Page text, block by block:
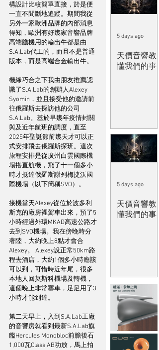
構設計比較簡單直接，於是便
一直不間斷地追蹤。期間我從
另外一家歐洲品牌的內部消息
得知，歐洲有好幾家音響品牌
高端膽機用的輸出牛都是由
S.A.Lab代工的，而且不是普通
版本，而是高端合金輸出牛。
機緣巧合之下我由朋友推薦認
識了S.A.Lab的創辦人Alexey
Syomin，並且接受他的邀請前
往俄羅斯去探訪他的公司
S.A.Lab。基於早幾年疫情封關
與及近年航班的調度，直至
2025年聖誕節前幾天才可以正
式安排飛去俄羅斯探班。這次
旅程安排是從廣州白雲國際機
場搭直航機，飛了十一個多小
時才抵達俄羅斯謝列梅捷沃國
際機場（以下簡稱SVO）。
接機當天Alexey從位於波多利
斯克的廠房裡駕車出來，預了5
小時經過外環MKAD高速公路才
去到SVO機場。我在傍晚時分
著陸，大約晚上8點才會合
Alexey。 Alexey說正常50km路
程去酒店，大約1個多小時應該
可以到，可惜時近年尾，很多
本地人回莫斯科機場及轉機，
這個晚上非常塞車，足足用了3
小時才能到達。
第二天早上，入到S.A.Lab工廠
的音響房就看到最新S.A.Lab旗
艦Hercules Monobloc前膽後石
1,000瓦Class AB功放，馬上拍
天價音響教
懂我們的事
5 days ago
天價音響教
懂我們的事
5 days ago